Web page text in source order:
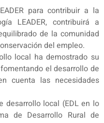
para contribuir a la
LEADER, contribuirá a
de la comunidad
del empleo.
local ha demostrado su
el desarrollo de
cuenta las necesidades
desarrollo local (EDL en lo
de Desarrollo Rural de